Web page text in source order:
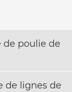
de poulie de
de lignes de